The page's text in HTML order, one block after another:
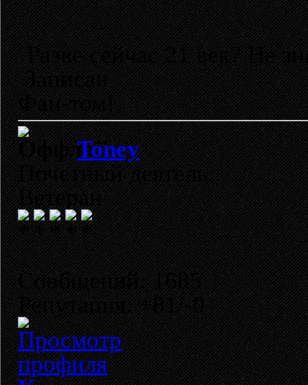
Разве сейчас 21 век? Не
Записан
Фан-том!
Toney
Почетный деятель
Ветеран
Сообщений: 1685
Репутация: +81/-0